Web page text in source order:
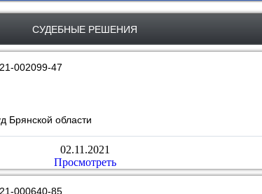
СУДЕБНЫЕ РЕШЕНИЯ
002099-47
Брянской области
02.11.2021
Просмотреть
000640-85